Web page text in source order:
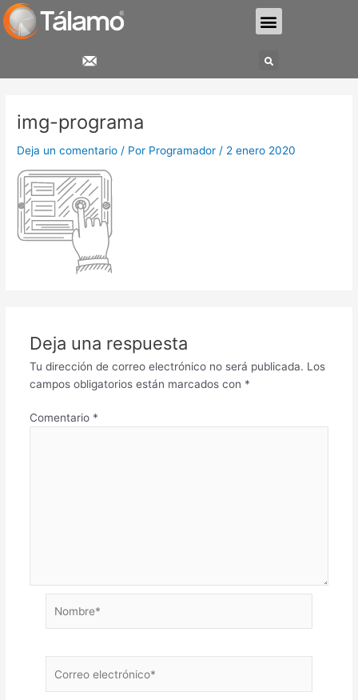
al
contenido
Menu
Search
img-programa
Deja un comentario / Por Programador / 2 enero 2020
Deja una respuesta
Tu dirección de correo electrónico no será publicada. Los
campos obligatorios están marcados con *
Comentario *
electrónico*